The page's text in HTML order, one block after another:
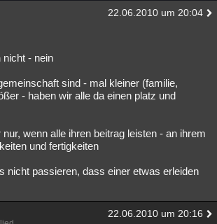
Mystery Kriminalfälle
Gruppen Gaming Filme
Verbesserungen Allmystery English
Geschlossen
22.06.2010 um 20:04
- nein
sind - mal kleiner (familie,
- haben wir alle da einen platz und
wenn alle ihren beitrag leisten - an ihrem
und fertigkeiten
nicht passieren, dass einer etwas erleiden
22.06.2010 um 20:16